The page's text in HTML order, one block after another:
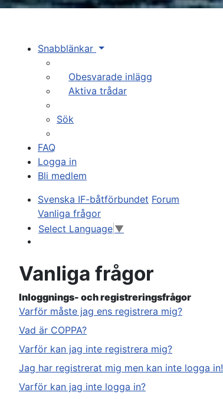
Snabblänkar
Obesvarade inlägg
Aktiva trådar
Sök
FAQ
Logga in
Bli medlem
Svenska IF-båtförbundet Forum
Vanliga frågor
Select Language ▼
Vanliga frågor
Inloggnings- och registreringsfrågor
Varför måste jag ens registrera mig?
Vad är COPPA?
Varför kan jag inte registrera mig?
Jag har registrerat mig men kan inte logga in!
Varför kan jag inte logga in?